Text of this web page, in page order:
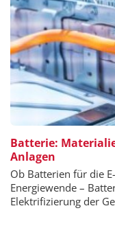
Batterie:
Anlagen
Ob Batterien für die
Energiewende –
Elektrifizierung der